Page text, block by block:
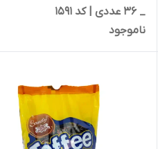
_ 36 عددی | کد 1591
ناموجود